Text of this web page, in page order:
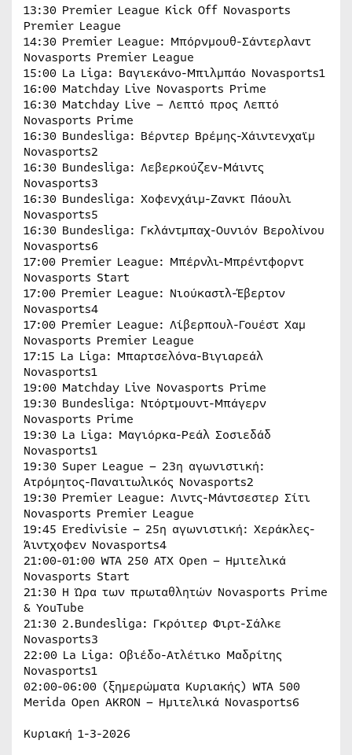
13:30 Premier League Kick Off Novasports
Premier League
14:30 Premier League: Μπόρνμουθ-Σάντερλαντ
Novasports Premier League
15:00 La Liga: Βαγιεκάνο-Μπιλμπάο Novasports1
16:00 Matchday Live Novasports Prime
16:30 Matchday Live – Λεπτό προς Λεπτό
Novasports Prime
16:30 Bundesliga: Βέρντερ Βρέμης-Χάιντενχαϊμ
Novasports2
16:30 Bundesliga: Λεβερκούζεν-Μάιντς
Novasports3
16:30 Bundesliga: Χοφενχάιμ-Ζανκτ Πάουλι
Novasports5
16:30 Bundesliga: Γκλάντμπαχ-Ουνιόν Βερολίνου
Novasports6
17:00 Premier League: Μπέρνλι-Μπρέντφορντ
Novasports Start
17:00 Premier League: Νιούκαστλ-Έβερτον
Novasports4
17:00 Premier League: Λίβερπουλ-Γουέστ Χαμ
Novasports Premier League
17:15 La Liga: Μπαρτσελόνα-Βιγιαρεάλ
Novasports1
19:00 Matchday Live Novasports Prime
19:30 Bundesliga: Ντόρτμουντ-Μπάγερν
Novasports Prime
19:30 La Liga: Μαγιόρκα-Ρεάλ Σοσιεδάδ
Novasports1
19:30 Super League – 23η αγωνιστική:
Ατρόμητος-Παναιτωλικός Novasports2
19:30 Premier League: Λιντς-Μάντσεστερ Σίτι
Novasports Premier League
19:45 Eredivisie – 25η αγωνιστική: Χεράκλες-
Άιντχοφεν Novasports4
21:00-01:00 WTA 250 ATX Open – Ημιτελικά
Novasports Start
21:30 H Ώρα των πρωταθλητών Novasports Prime
& YouTube
21:30 2.Bundesliga: Γκρόιτερ Φιρτ-Σάλκε
Novasports3
22:00 La Liga: Οβιέδο-Ατλέτικο Μαδρίτης
Novasports1
02:00-06:00 (ξημερώματα Κυριακής) WTA 500
Merida Open AKRON – Ημιτελικά Novasports6
Κυριακή 1-3-2026